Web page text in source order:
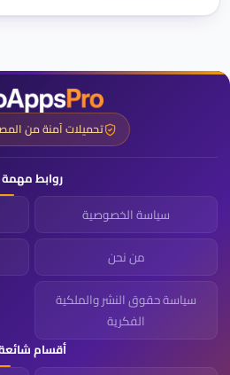
تحميلات آمنة من
روابط مهمة
سياسة الخصوصية
من نحن
سياسة حقوق النشر والملكية
الفكرية
أقسام